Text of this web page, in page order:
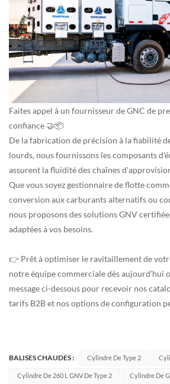
Faites appel à un fournisseur de GNC de
confiance 🤝📦
De la fabrication de précision à la fiabilité
lourds, nous fournissons les composants
assurent la fluidité des chaînes
Que vous soyez gestionnaire de flotte
conversion aux carburants alternatifs ou
nous proposons des solutions GNV
adaptées à vos besoins.
👉 Prêt à optimiser le ravitaillement de
notre équipe commerciale dès aujourd’hui
message ci-dessous pour recevoir nos
tarifs B2B et nos options de configuration
BALISES CHAUDES : Cylindre De Type 2
Cylindre De 260 L GNV De Type 2 Cylindre De